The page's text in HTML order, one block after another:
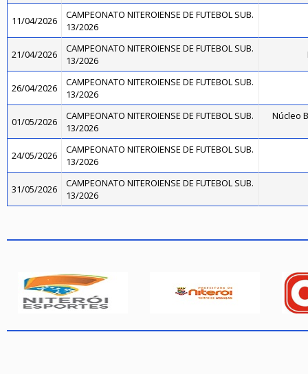
11/04/2026
CAMPEONATO NITEROIENSE DE FUTEBOL SUB.
13/2026
21/04/2026
CAMPEONATO NITEROIENSE DE FUTEBOL SUB.
13/2026
26/04/2026
CAMPEONATO NITEROIENSE DE FUTEBOL SUB.
13/2026
01/05/2026
CAMPEONATO NITEROIENSE DE FUTEBOL SUB.
13/2026
Núcleo
24/05/2026
CAMPEONATO NITEROIENSE DE FUTEBOL SUB.
13/2026
31/05/2026
CAMPEONATO NITEROIENSE DE FUTEBOL SUB.
13/2026